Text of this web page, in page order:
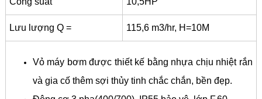
Lưu lượng Q = 115,6 m3/hr, H=10M
Vỏ máy bơm được thiết kế bằng nhựa chịu nhiệt rắn
và gia cố thêm sợi thủy tinh chắc chắn, bền đẹp.